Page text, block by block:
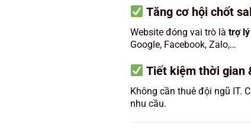
Tăng cơ hội chốt
Website đóng vai trò là trợ
Google, Facebook, Zalo,…
Tiết kiệm thời gian
Không cần thuê đội ngũ IT.
nhu cầu.